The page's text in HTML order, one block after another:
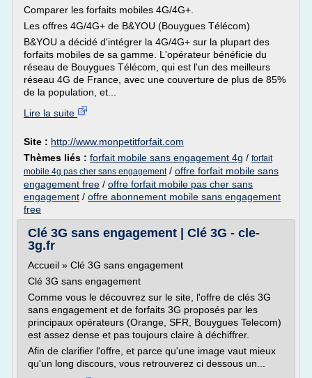
Comparer les forfaits mobiles 4G/4G+.
Les offres 4G/4G+ de B&YOU (Bouygues Télécom)
B&YOU a décidé d'intégrer la 4G/4G+ sur la plupart des
forfaits mobiles de sa gamme. L'opérateur bénéficie du
réseau de Bouygues Télécom, qui est l'un des meilleurs
réseau 4G de France, avec une couverture de plus de 85%
de la population, et...
Lire la suite
Site : http://www.monpetitforfait.com
Thèmes liés : forfait mobile sans engagement 4g / forfait
mobile 4g pas cher sans engagement/ offre forfait mobile sans
engagement free / offre forfait mobile pas cher sans
engagement / offre abonnement mobile sans engagement
free
Clé 3G sans engagement | Clé 3G - cle-
3g.fr
Accueil » Clé 3G sans engagement
Clé 3G sans engagement
Comme vous le découvrez sur le site, l'offre de clés 3G
sans engagement et de forfaits 3G proposés par les
principaux opérateurs (Orange, SFR, Bouygues Telecom)
est assez dense et pas toujours claire à déchiffrer.
Afin de clarifier l'offre, et parce qu'une image vaut mieux
qu'un long discours, vous retrouverez ci dessous un...